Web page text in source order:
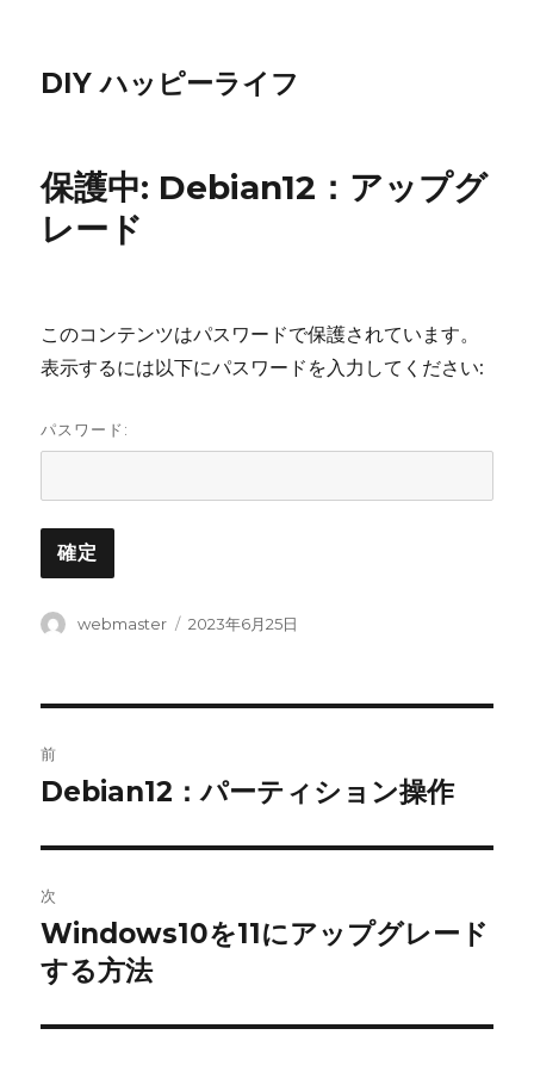
DIY ハッピーライフ
保護中: Debian12：アップグ
レード
このコンテンツはパスワードで保護されています。
表示するには以下にパスワードを入力してください:
パスワード:
投
webmaster
投
2023年6月25日
稿
ビ
ゲ
ー
シ
前
前
投
稿:
Debian12：パーティション操作
次
次
の
稿:
Windows10を11にアップグレード
する方法